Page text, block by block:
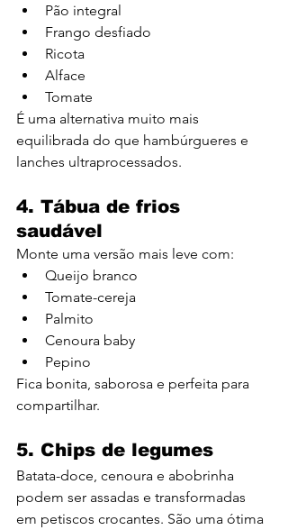
Pão integral
Frango desfiado
Ricota
Alface
Tomate
É uma alternativa muito mais
equilibrada do que hambúrgueres e
lanches ultraprocessados.
4. Tábua de frios
saudável
Monte uma versão mais leve com:
Queijo branco
Tomate-cereja
Palmito
Cenoura baby
Pepino
Fica bonita, saborosa e perfeita para
compartilhar.
5. Chips de legumes
Batata-doce, cenoura e abobrinha
podem ser assadas e transformadas
em petiscos crocantes. São uma ótima